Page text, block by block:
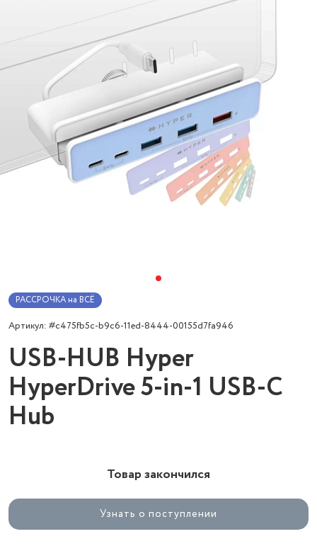
РАССРОЧКА на ВСЁ
Артикул: #c475fb5c-b9c6-11ed-8444-00155d7fa946
USB-HUB Hyper
HyperDrive 5-in-1 USB-C
Hub
Товар закончился
Узнать о поступлении